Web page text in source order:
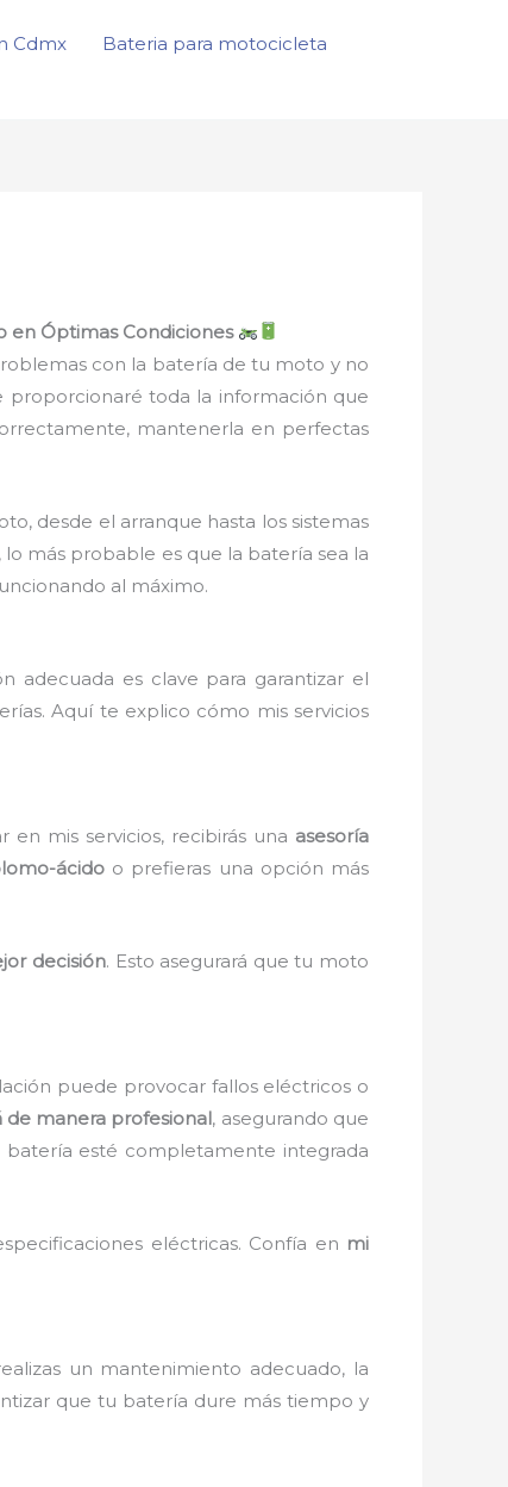
Cdmx
Bateria para motocicleta
en Óptimas Condiciones
con la batería de tu moto y no
toda la información que
mantenerla en perfectas
desde el arranque hasta los sistemas
más probable es que la batería sea la
al máximo.
adecuada es clave para garantizar el
Aquí te explico cómo mis servicios
mis servicios, recibirás una asesoría
ácidoo prefieras una opción más
decisión. Esto asegurará que tu moto
puede provocar fallos eléctricos o
de manera profesional, asegurando que
esté completamente integrada
eléctricas. Confía en mi
un mantenimiento adecuado, la
que tu batería dure más tiempo y